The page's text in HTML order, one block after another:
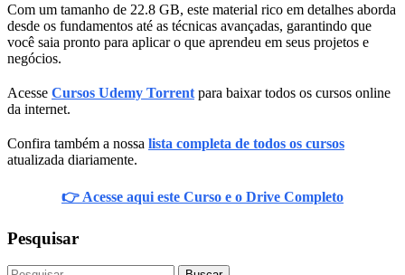
Com um tamanho de 22.8 GB, este material rico em detalhes aborda
desde os fundamentos até as técnicas avançadas, garantindo que
você saia pronto para aplicar o que aprendeu em seus projetos e
negócios.
Acesse Cursos Udemy Torrent para baixar todos os cursos online
da internet.
Confira também a nossa lista completa de todos os cursos
atualizada diariamente.
👉 Acesse aqui este Curso e o Drive Completo
Pesquisar